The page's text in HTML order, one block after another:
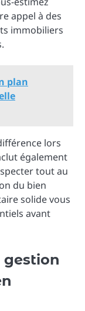
appel à des
immobiliers
plan
lors
également
tout au
du bien
solide vous
avant
gestion